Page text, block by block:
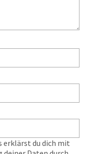
erklärst du dich mit